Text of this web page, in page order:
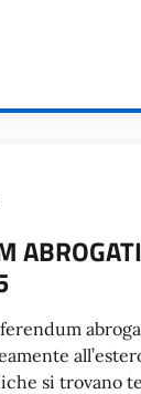
si trovano